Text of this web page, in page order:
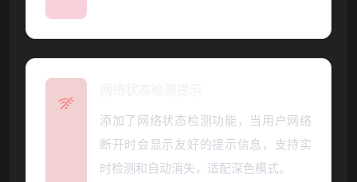
添加了网络状态检测功能，当用户网络
断开时会显示友好的提示信息，支持实
时检测和自动消失，适配深色模式。